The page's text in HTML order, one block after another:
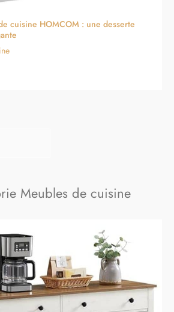
cuisine HOMCOM : une desserte
Meubles de cuisine